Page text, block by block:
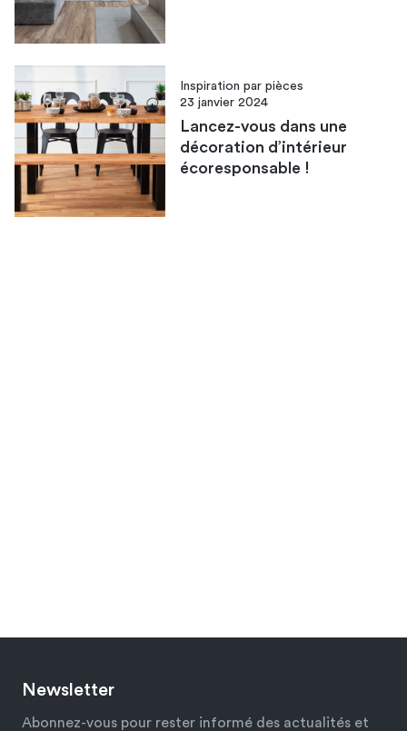
Inspiration par pièces
23 janvier 2024
Lancez-vous dans une
décoration d’intérieur
écoresponsable !
Newsletter
Abonnez-vous pour rester informé des actualités et